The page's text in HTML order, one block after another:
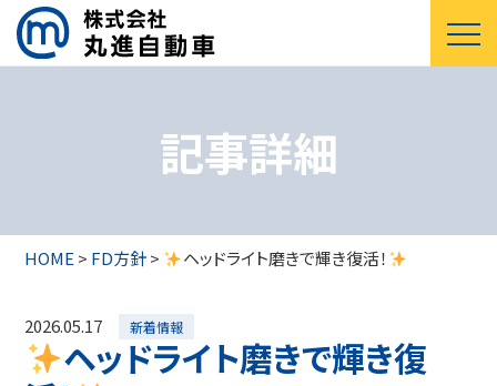
記事詳細
HOME> FD方針> ヘッドライト磨きで輝き復活！
2026.05.17 新着情報
ヘッドライト磨きで輝き復